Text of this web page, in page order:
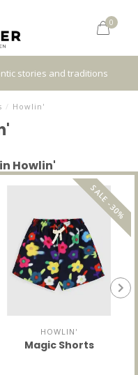
0
stories and traditions
/ Howlin'
Howlin'
SALE -30%
HOWLIN'
Magic Shorts